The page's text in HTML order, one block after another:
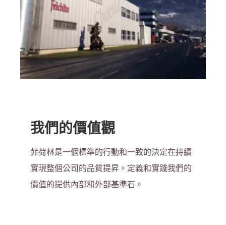
我們的價值觀
菲荷林是一個標準的行動和一致的決定在持續
實現整個公司的品質提昇。定義和實踐我們的
價值的提供內部和外部基準石。